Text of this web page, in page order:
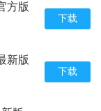
方版
下载
新版
下载